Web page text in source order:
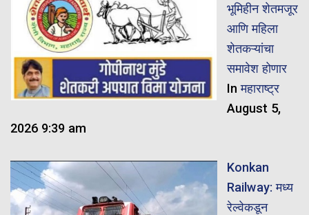
भूमिहीन शेतमजूर
आणि महिला
शेतकऱ्यांचा
समावेश होणार
Inमहाराष्ट्र
August 5,
2026 9:39 am
Konkan
Railway: मध्य
रेल्वेकडून